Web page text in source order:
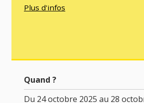
Plus d'infos
Quand ?
Du 24 octobre 2025 au 28